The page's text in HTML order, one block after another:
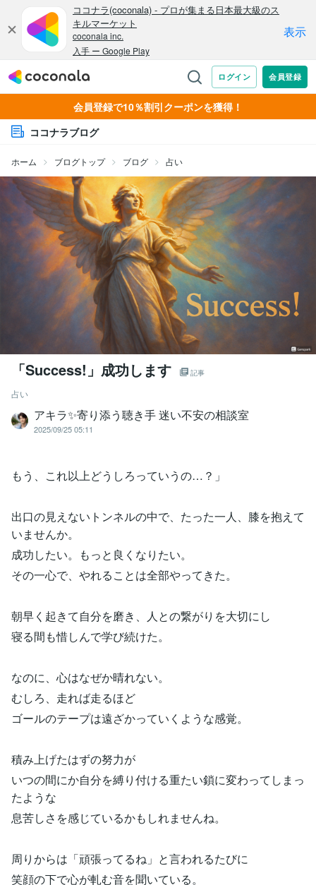
会員登録で10％割引クーポンを獲得！
ココナラブログ
ホーム ブログトップ ブログ 占い
「Success!」成功します 記事
占い
アキラ✨寄り添う聴き手 迷い不安の相談室
2025/09/25 05:11
もう、これ以上どうしろっていうの…？」
出口の見えないトンネルの中で、たった一人、膝を抱えて
いませんか。
成功したい。もっと良くなりたい。
その一心で、やれることは全部やってきた。
朝早く起きて自分を磨き、人との繋がりを大切にし
寝る間も惜しんで学び続けた。
なのに、心はなぜか晴れない。
むしろ、走れば走るほど
ゴールのテープは遠ざかっていくような感覚。
積み上げたはずの努力が
いつの間にか自分を縛り付ける重たい鎖に変わってしまっ
たような
息苦しさを感じているかもしれませんね。
周りからは「頑張ってるね」と言われるたびに
笑顔の下で心が軋む音を聞いている。